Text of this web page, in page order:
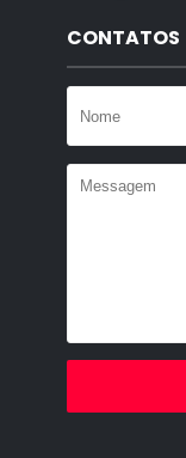
CONTATOS